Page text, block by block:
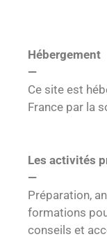
Hébergement
—
Ce site est
France par la
Les activités
—
Préparation,
formations
conseils et